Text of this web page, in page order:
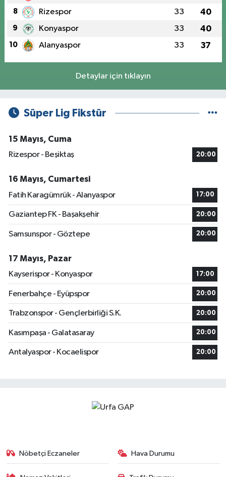
8 Rizespor 33 40
9 Konyaspor 33 40
10 Alanyaspor 33 37
Detaylar için tıklayın
Süper Lig Fikstür
15 Mayıs, Cuma
Rizespor - Beşiktaş
20:00
16 Mayıs, Cumartesi
Fatih Karagümrük - Alanyaspor
17:00
Gaziantep FK - Başakşehir 20:00
Samsunspor - Göztepe 20:00
17 Mayıs, Pazar
Kayserispor - Konyaspor
17:00
Fenerbahçe - Eyüpspor 20:00
Trabzonspor - Gençlerbirliği S.K. 20:00
Kasımpaşa - Galatasaray 20:00
Antalyaspor - Kocaelispor 20:00
Nöbetçi Eczaneler Hava Durumu